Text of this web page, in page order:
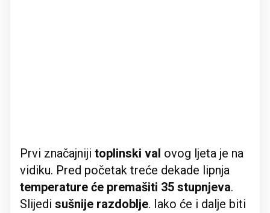
Prvi značajniji toplinski val ovog ljeta je na
vidiku. Pred početak treće dekade lipnja
temperature će premašiti 35 stupnjeva.
Slijedi sušnije razdoblje. Iako će i dalje biti